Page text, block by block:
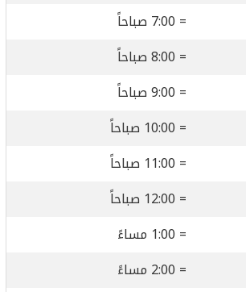
= 7:00 صباحاً
= 8:00 صباحاً
= 9:00 صباحاً
= 10:00 صباحاً
= 11:00 صباحاً
= 12:00 صباحاً
= 1:00 مساءً
= 2:00 مساءً